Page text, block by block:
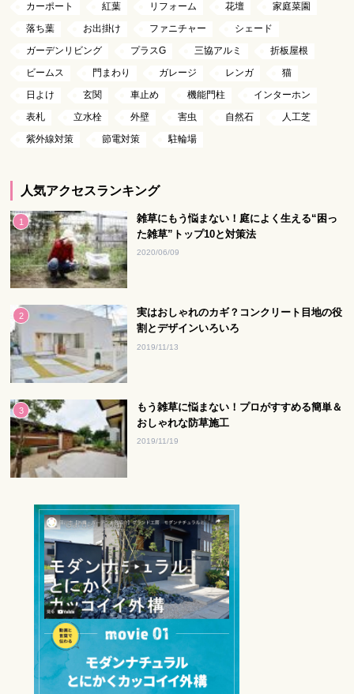
カーポート
紅葉 リフォーム 花壇
家庭菜園
落ち葉
お出掛け ファニチャー
シェード
ガーデンリビング
プラスG 三協アルミ
折板屋根
ビームス
門まわり ガレージ レンガ
猫
日よけ
玄関 車止め 機能門柱
インターホン
表札
立水栓 外壁 害虫 自然石
人工芝
紫外線対策
節電対策 駐輪場
人気アクセスランキング
雑草にもう悩まない！庭によく生える“困っ
た雑草”トップ10と対策法
2020/06/09
実はおしゃれのカギ？コンクリート目地の役
割とデザインいろいろ
2019/11/13
もう雑草に悩まない！プロがすすめる簡単＆
おしゃれな防草施工
2019/11/19